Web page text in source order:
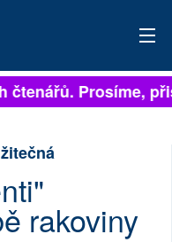
Prosíme,
rakoviny